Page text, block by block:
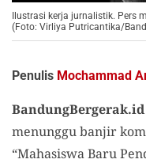
Ilustrasi kerja jurnalistik. Pers
(Foto: Virliya Putricantika/
Penulis Mochammad
BandungBergerak.id
menunggu banjir
“Mahasiswa Baru